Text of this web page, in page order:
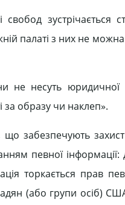
зустрічається
палаті з них не
не несуть юридичної
за образу чи наклеп».
забезпечують
певної інформації:
торкається прав
(або групи осіб)